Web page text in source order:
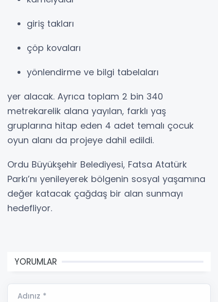
giriş takları
çöp kovaları
yönlendirme ve bilgi tabelaları
yer alacak. Ayrıca toplam 2 bin 340
metrekarelik alana yayılan, farklı yaş
gruplarına hitap eden 4 adet temalı çocuk
oyun alanı da projeye dahil edildi.
Ordu Büyükşehir Belediyesi, Fatsa Atatürk
Parkı’nı yenileyerek bölgenin sosyal yaşamına
değer katacak çağdaş bir alan sunmayı
hedefliyor.
YORUMLAR
Adınız *